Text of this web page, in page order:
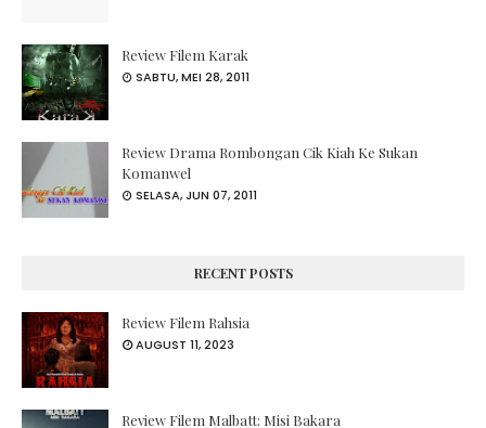
Review Filem Karak
SABTU, MEI 28, 2011
Review Drama Rombongan Cik Kiah Ke Sukan
Komanwel
SELASA, JUN 07, 2011
RECENT POSTS
Review Filem Rahsia
AUGUST 11, 2023
Review Filem Malbatt: Misi Bakara